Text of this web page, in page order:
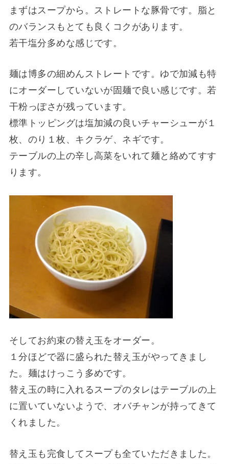
まずはスープから。ストレートな豚骨です。脂と
のバランスもとても良くコクがあります。
若干塩分多めな感じです。
麺は博多の細めんストレートです。ゆで加減も特
にオーダーしていないが固麺で良い感じです。若
干粉っぽさが残っています。
標準トッピングは塩加減の良いチャーシューが１
枚、のり１枚、キクラゲ、ネギです。
テーブルの上の辛し高菜をいれて麺と絡めてすす
ります。
そしてお約束の替え玉をオーダー。
１分ほどで器に盛られた替え玉がやってきまし
た。麺はけっこう多めです。
替え玉の時に入れるスープのタレはテーブルの上
に置いていないようで、オバチャンが持ってきて
くれました。
替え玉も完食してスープも全ていただきました。